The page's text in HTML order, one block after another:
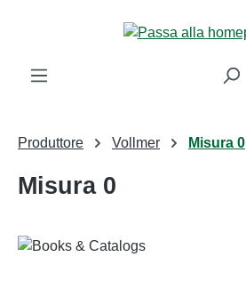
Passa al contenuto principale
Produttore Vollmer Misura 0
Misura 0